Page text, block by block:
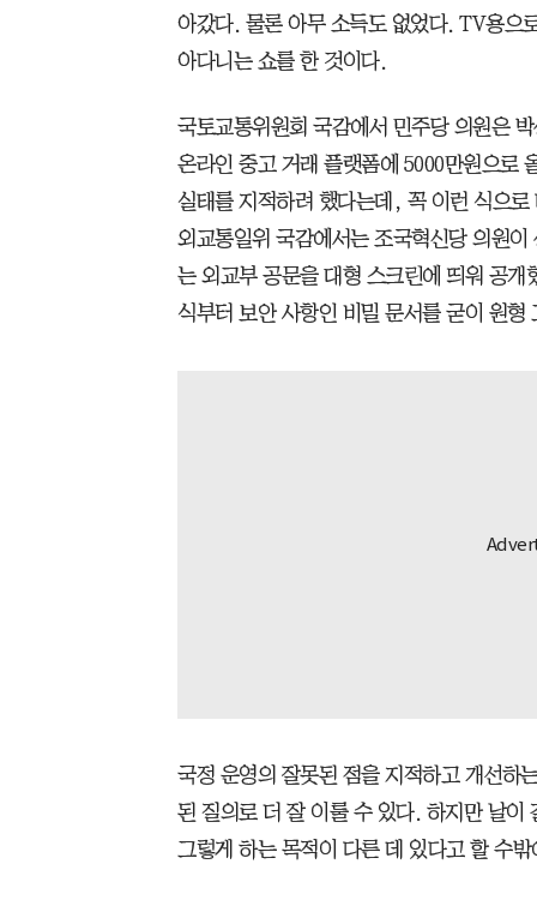
아갔다. 물론 아무 소득도 없었다. TV용으
아다니는 쇼를 한 것이다.
국토교통위원회 국감에서 민주당 의원은
온라인 중고 거래 플랫폼에 5000만원으로
실태를 지적하려 했다는데, 꼭 이런 식으
외교통일위 국감에서는 조국혁신당 의원
는 외교부 공문을 대형 스크린에 띄워 공
식부터 보안 사항인 비밀 문서를 굳이 원형
국정 운영의 잘못된 점을 지적하고 개선하
된 질의로 더 잘 이룰 수 있다. 하지만 날이
그렇게 하는 목적이 다른 데 있다고 할 수밖